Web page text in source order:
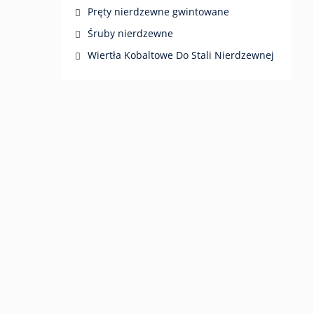
Pręty nierdzewne gwintowane
Śruby nierdzewne
Wiertła Kobaltowe Do Stali Nierdzewnej